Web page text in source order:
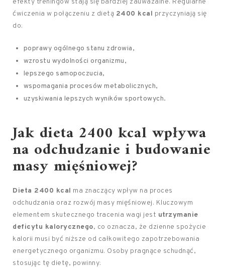
efekty treningów stają się bardziej zauważalne. Regularne
ćwiczenia w połączeniu z dietą 2400 kcal przyczyniają się
do:
poprawy ogólnego stanu zdrowia,
wzrostu wydolności organizmu,
lepszego samopoczucia,
wspomagania procesów metabolicznych,
uzyskiwania lepszych wyników sportowych.
Jak dieta 2400 kcal wpływa
na odchudzanie i budowanie
masy mięśniowej?
Dieta 2400 kcal ma znaczący wpływ na proces
odchudzania oraz rozwój masy mięśniowej. Kluczowym
elementem skutecznego tracenia wagi jest utrzymanie
deficytu kalorycznego, co oznacza, że dzienne spożycie
kalorii musi być niższe od całkowitego zapotrzebowania
energetycznego organizmu. Osoby pragnące schudnąć,
stosując tę dietę, powinny: